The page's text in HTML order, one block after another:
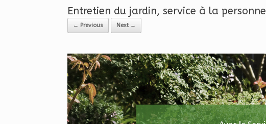
Entretien du jardin, service à la personne
← Previous Next →